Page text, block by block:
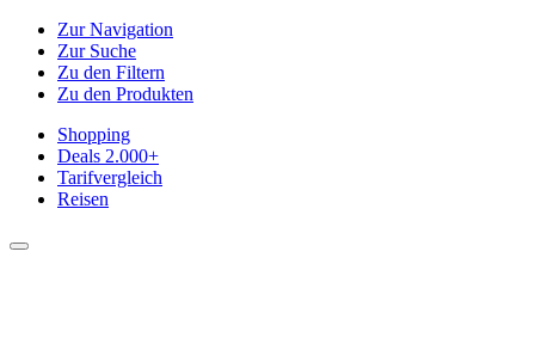
Zur Navigation
Zur Suche
Zu den Filtern
Zu den Produkten
Shopping
Deals 2.000+
Tarifvergleich
Reisen